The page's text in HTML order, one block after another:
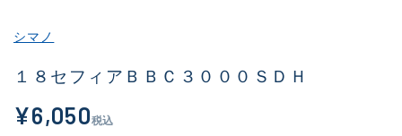
新商品(2059)
シマノ
１８セフィアＢＢＣ３０００ＳＤＨ
¥6,050税込